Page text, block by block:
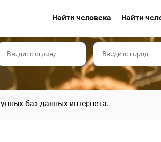
Найти человека Найти
баз данных интернета.